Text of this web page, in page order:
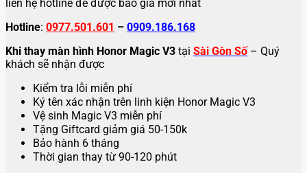
liên hệ hotline để được báo giá mới nhất
Hotline: 0977.501.601 – 0909.186.168
Khi thay màn hình Honor Magic V3 tại Sài Gòn Số– Quý
khách sẽ nhận được
Kiểm tra lỗi miễn phí
Ký tên xác nhận trên linh kiện Honor Magic V3
Vệ sinh Magic V3 miễn phí
Tặng Giftcard giảm giá 50-150k
Bảo hành 6 tháng
Thời gian thay từ 90-120 phút